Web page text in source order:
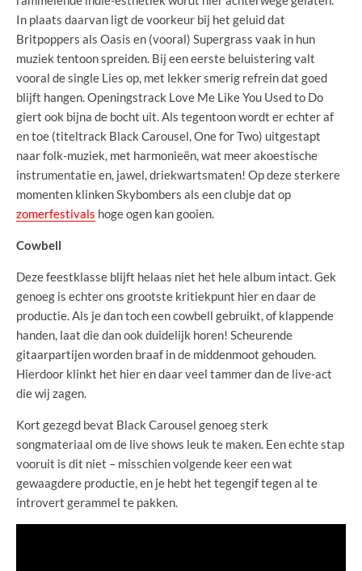
In plaats daarvan ligt de voorkeur bij het geluid dat
Britpoppers als Oasis en (vooral) Supergrass vaak in hun
muziek tentoon spreiden. Bij een eerste beluistering valt
vooral de single Lies op, met lekker smerig refrein dat goed
blijft hangen. Openingstrack Love Me Like You Used to Do
giert ook bijna de bocht uit. Als tegentoon wordt er echter af
en toe (titeltrack Black Carousel, One for Two) uitgestapt
naar folk-muziek, met harmonieën, wat meer akoestische
instrumentatie en, jawel, driekwartsmaten! Op deze sterkere
momenten klinken Skybombers als een clubje dat op
zomerfestivals hoge ogen kan gooien.
Cowbell
Deze feestklasse blijft helaas niet het hele album intact. Gek
genoeg is echter ons grootste kritiekpunt hier en daar de
productie. Als je dan toch een cowbell gebruikt, of klappende
handen, laat die dan ook duidelijk horen! Scheurende
gitaarpartijen worden braaf in de middenmoot gehouden.
Hierdoor klinkt het hier en daar veel tammer dan de live-act
die wij zagen.
Kort gezegd bevat Black Carousel genoeg sterk
songmateriaal om de live shows leuk te maken. Een echte stap
vooruit is dit niet – misschien volgende keer een wat
gewaagdere productie, en je hebt het tegengif tegen al te
introvert gerammel te pakken.